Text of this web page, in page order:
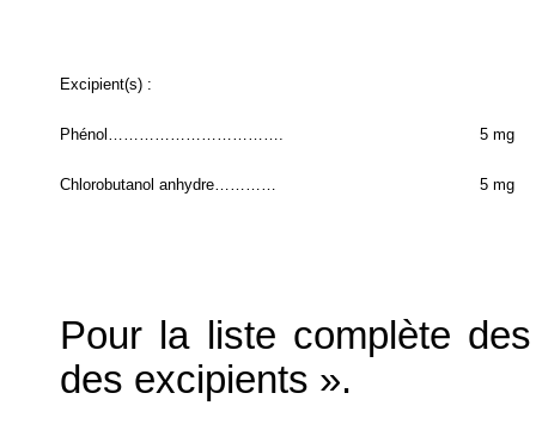
Excipient(s) :
Phénol……………………………. 5 mg
Chlorobutanol anhydre………… 5 mg
Pour la liste complète
des excipients ».